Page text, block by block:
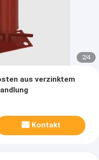
2/4
aus verzinktem
Kontakt